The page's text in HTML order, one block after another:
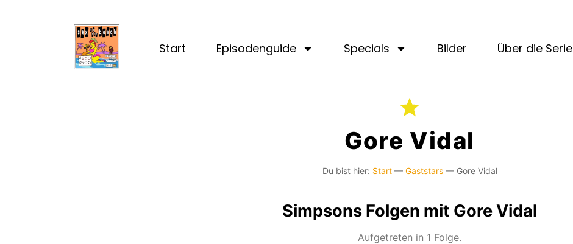
Start Episodenguide Specials Bilder Über die Serie
Gore Vidal
Du bist hier: Start— Gaststars— Gore Vidal
Simpsons Folgen mit Gore Vidal
Aufgetreten in 1 Folge.